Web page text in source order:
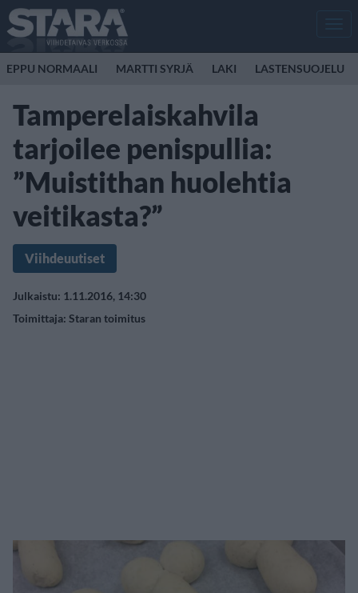
EPPU NORMAALI MARTTI SYRJÄ LAKI LASTENSUOJELU
Tamperelaiskahvila
tarjoilee penispullia:
”Muistithan huolehtia
veitikasta?”
Viihdeuutiset
Julkaistu: 1.11.2016, 14:30
Toimittaja: Staran toimitus